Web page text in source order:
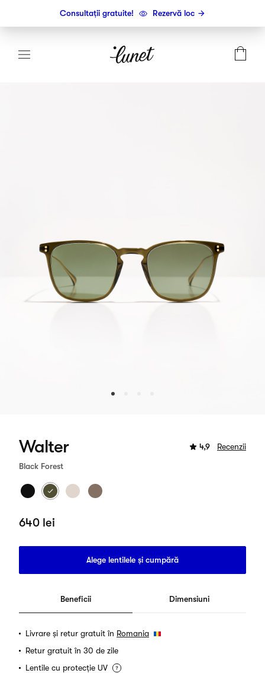
Consultații gratuite! Rezervă loc
Walter 4,9 Recenzii
Black Forest
640 lei
Alege lentilele și cumpără
Beneficii Dimensiuni
Livrare și retur gratuit în Romania
Retur gratuit în 30 de zile
Lentile cu protecție UV